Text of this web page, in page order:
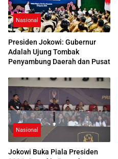
Nasional
Presiden Jokowi: Gubernur
Adalah Ujung Tombak
Penyambung Daerah dan Pusat
Nasional
Jokowi Buka Piala Presiden